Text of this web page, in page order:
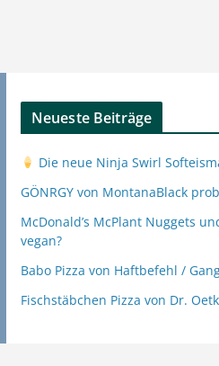
Neueste Beiträge
Die neue Ninja Swirl
GÖNRGY von MontanaBlack
McDonald’s McPlant Nuggets
vegan?
Babo Pizza von Haftbefehl /
Fischstäbchen Pizza von Dr.